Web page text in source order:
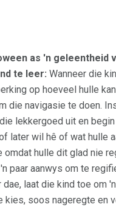
as 'n geleentheid
te leer: Wanneer die
op hoeveel hulle
die navigasie te doen.
lekkergoed uit en
later wil hê of wat hulle
omdat hulle dit glad nie
paar aanwys om te
dae, laat die kind toe om
kies, soos nageregte en